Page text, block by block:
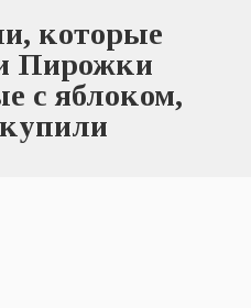
которые
Пирожки
с яблоком,